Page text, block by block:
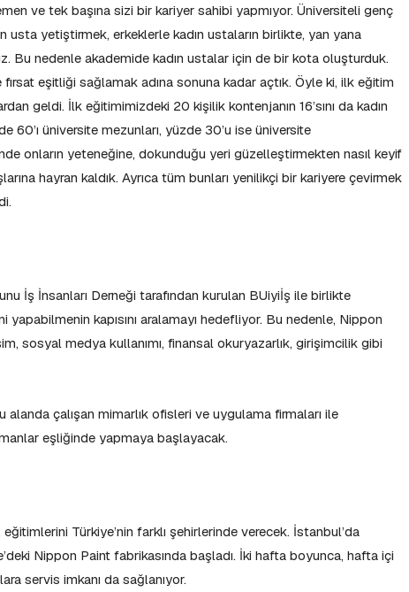
ve tek başına sizi bir kariyer sahibi yapmıyor. Üniversiteli genç
usta yetiştirmek, erkeklerle kadın ustaların birlikte, yan yana
Bu nedenle akademide kadın ustalar için de bir kota oluşturduk.
fırsat eşitliği sağlamak adına sonuna kadar açtık. Öyle ki, ilk eğitim
geldi. İlk eğitimimizdeki 20 kişilik kontenjanın 16’sını da kadın
60’ı üniversite mezunları, yüzde 30’u ise üniversite
onların yeteneğine, dokunduğu yeri güzelleştirmekten nasıl keyif
hayran kaldık. Ayrıca tüm bunları yenilikçi bir kariyere çevirmek
İş İnsanları Derneği tarafından kurulan BUiyiİş ile birlikte
yapabilmenin kapısını aralamayı hedefliyor. Bu nedenle, Nippon
sosyal medya kullanımı, finansal okuryazarlık, girişimcilik gibi
çalışan mimarlık ofisleri ve uygulama firmaları ile
eşliğinde yapmaya başlayacak.
Türkiye’nin farklı şehirlerinde verecek. İstanbul’da
Nippon Paint fabrikasında başladı. İki hafta boyunca, hafta içi
servis imkanı da sağlanıyor.